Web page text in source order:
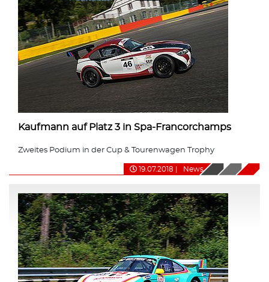
Kaufmann auf Platz 3 in Spa-Francorchamps
Zweites Podium in der Cup & Tourenwagen Trophy
19.07.2018 News